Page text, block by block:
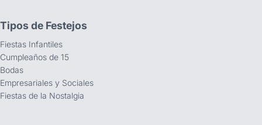
Tipos de Festejos
Fiestas Infantiles
Cumpleaños de 15
Bodas
Empresariales y Sociales
Fiestas de la Nostalgia